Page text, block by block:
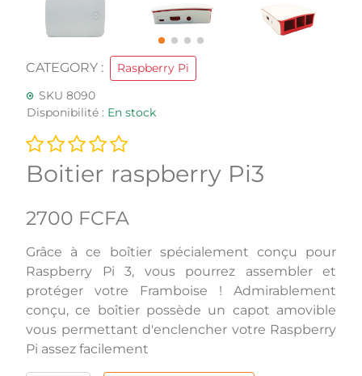
CATEGORY :
Raspberry Pi
SKU 8090
Disponibilité : En stock
Boitier raspberry Pi3
2700 FCFA
Grâce à ce boîtier spécialement conçu pour
Raspberry Pi 3, vous pourrez assembler et
protéger votre Framboise ! Admirablement
conçu, ce boîtier possède un capot amovible
vous permettant d'enclencher votre Raspberry
Pi assez facilement